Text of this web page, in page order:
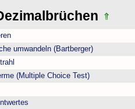
umwandeln (Bartberger)
(Multiple Choice Test)